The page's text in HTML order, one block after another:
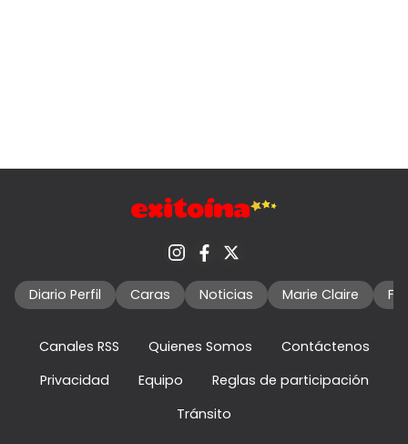
Diario Perfil Caras Noticias Marie Claire
Canales RSS Quienes Somos
Contáctenos
Privacidad
Equipo
Reglas de participación
Tránsito